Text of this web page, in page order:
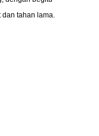
tahan lama.